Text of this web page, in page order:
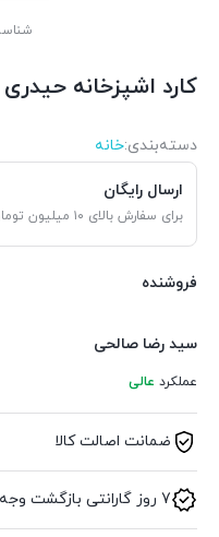
کارد اشپزخانه حیدری تیغه
دسته‌بندی‌:خانه
ارسال رایگان
برای سفارش بالای ۱۰ میلیون تومان
فروشنده
سید رضا صالحی
عملکرد عالی
ضمانت اصالت کالا
7 روز گارانتی بازگشت وجه